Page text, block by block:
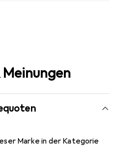
Marke in der Kategorie